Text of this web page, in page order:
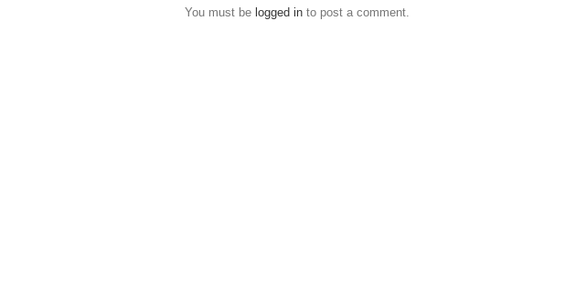
You must be logged in to post a comment.